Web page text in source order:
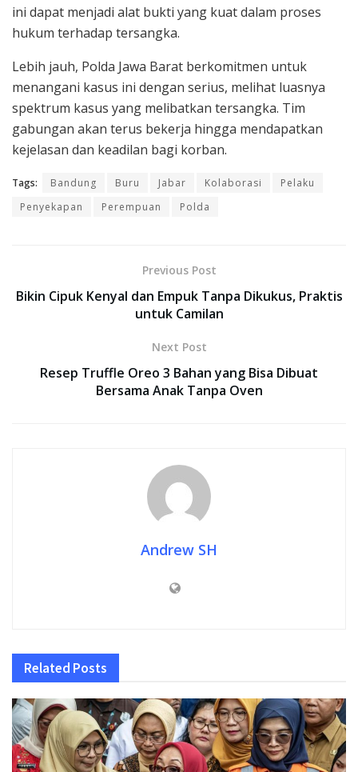
ini dapat menjadi alat bukti yang kuat dalam proses
hukum terhadap tersangka.
Lebih jauh, Polda Jawa Barat berkomitmen untuk
menangani kasus ini dengan serius, melihat luasnya
spektrum kasus yang melibatkan tersangka. Tim
gabungan akan terus bekerja hingga mendapatkan
kejelasan dan keadilan bagi korban.
Tags: Bandung Buru Jabar Kolaborasi
Pelaku
Penyekapan
Perempuan Polda
Previous Post
Bikin Cipuk Kenyal dan Empuk Tanpa Dikukus, Praktis
untuk Camilan
Next Post
Resep Truffle Oreo 3 Bahan yang Bisa Dibuat
Bersama Anak Tanpa Oven
Andrew SH
Related Posts